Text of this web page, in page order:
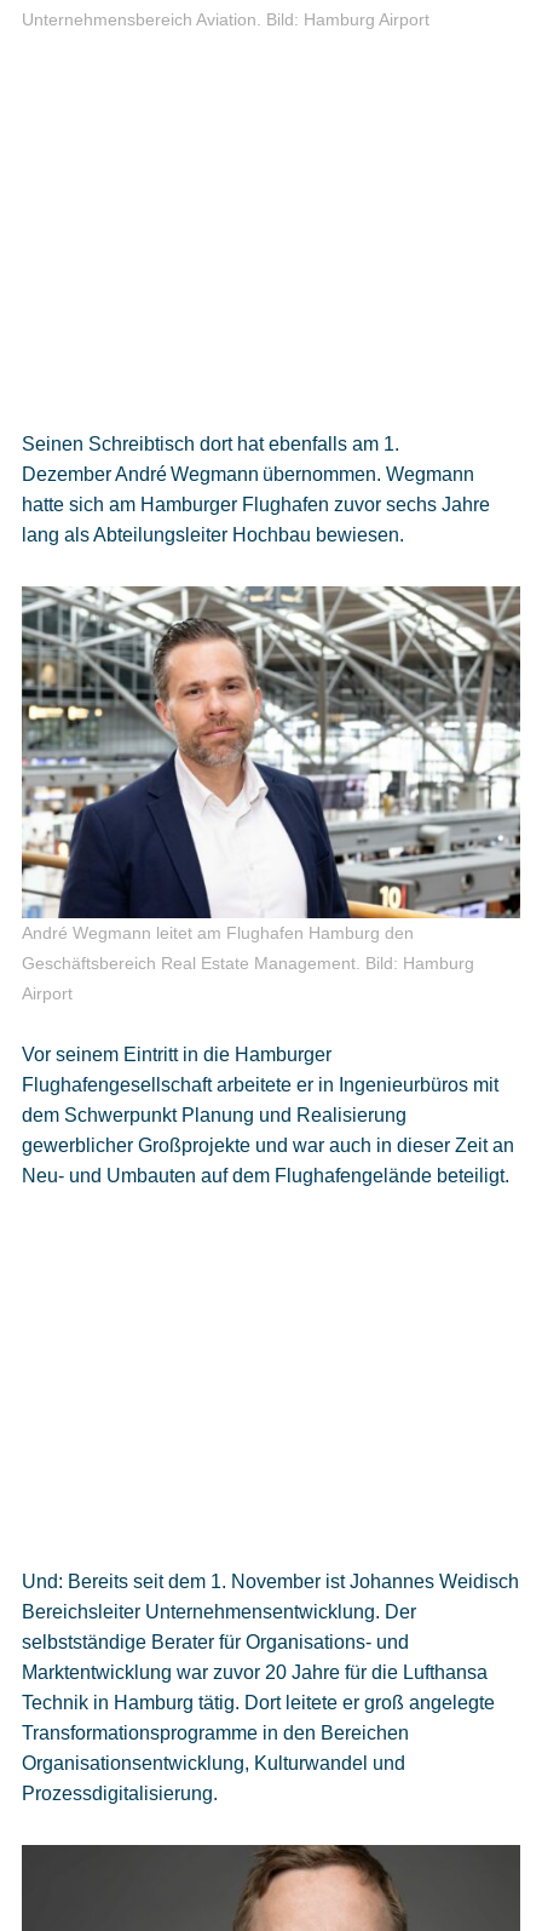
Unternehmensbereich Aviation.
Bild: Hamburg Airport
Seinen Schreibtisch dort hat ebenfalls am 1.
Dezember André Wegmann übernommen. Wegmann
hatte sich am Hamburger Flughafen zuvor sechs Jahre
lang als Abteilungsleiter Hochbau bewiesen.
André Wegmann leitet am Flughafen Hamburg den
Geschäftsbereich Real Estate Management. Bild: Hamburg
Airport
Vor seinem Eintritt in die Hamburger
Flughafengesellschaft arbeitete er in Ingenieurbüros mit
dem Schwerpunkt Planung und Realisierung
gewerblicher Großprojekte und war auch in dieser Zeit an
Neu- und Umbauten auf dem Flughafengelände beteiligt.
Und: Bereits seit dem 1. November ist Johannes Weidisch
Bereichsleiter Unternehmensentwicklung. Der
selbstständige Berater für Organisations- und
Marktentwicklung war zuvor 20 Jahre für die Lufthansa
Technik in Hamburg tätig. Dort leitete er groß angelegte
Transformationsprogramme in den Bereichen
Organisationsentwicklung, Kulturwandel und
Prozessdigitalisierung.